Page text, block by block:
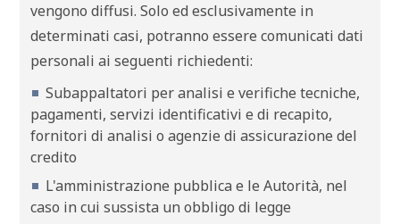
vengono diffusi. Solo ed esclusivamente in
determinati casi, potranno essere comunicati dati
personali ai seguenti richiedenti:
Subappaltatori per analisi e verifiche tecniche,
pagamenti, servizi identificativi e di recapito,
fornitori di analisi o agenzie di assicurazione del
credito
L'amministrazione pubblica e le Autorità, nel
caso in cui sussista un obbligo di legge